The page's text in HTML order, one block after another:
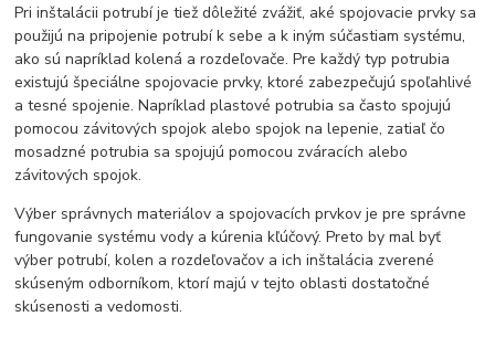
Pri inštalácii potrubí je tiež dôležité zvážiť, aké spojovacie prvky sa
použijú na pripojenie potrubí k sebe a k iným súčastiam systému,
ako sú napríklad kolená a rozdeľovače. Pre každý typ potrubia
existujú špeciálne spojovacie prvky, ktoré zabezpečujú spoľahlivé
a tesné spojenie. Napríklad plastové potrubia sa často spojujú
pomocou závitových spojok alebo spojok na lepenie, zatiaľ čo
mosadzné potrubia sa spojujú pomocou zváracích alebo
závitových spojok.
Výber správnych materiálov a spojovacích prvkov je pre správne
fungovanie systému vody a kúrenia kľúčový. Preto by mal byť
výber potrubí, kolen a rozdeľovačov a ich inštalácia zverené
skúseným odborníkom, ktorí majú v tejto oblasti dostatočné
skúsenosti a vedomosti.